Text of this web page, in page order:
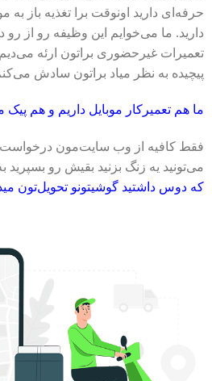
حرفه‌ای دارید اونوقت برا تغذیه باز به
دارید. ما می‌خوایم این وظیفه رو از رو
تعمیرات غیرحضوری براتون ارئه می‌دیم.
پیچیده به نظر میاد براتون سادش
ما هم تعمیرکار موبایل داریم و هم پیک‌
فقط کافیه از وب سایت‌مون درخواست
می‌تونید یه زنگ بزنید بقیش رو بسپرید
که دوس داشتید گوشیتونو تحویل‌تون